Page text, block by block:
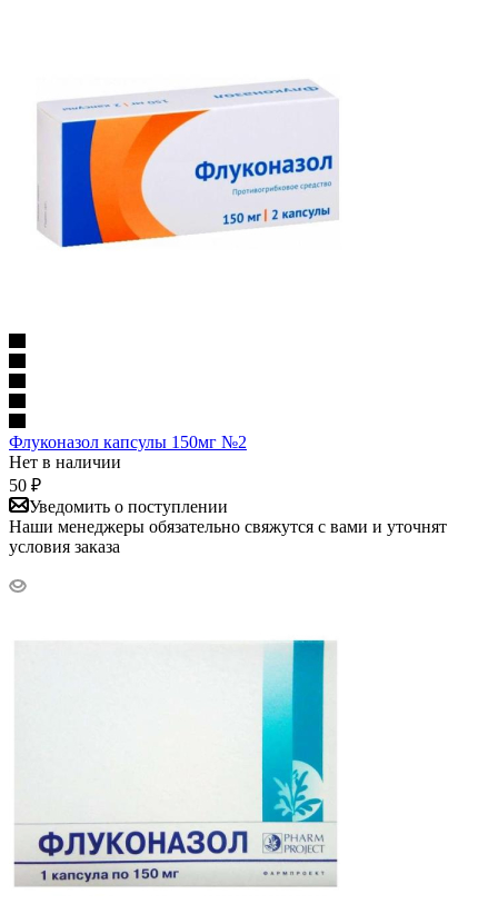
Флуконазол капсулы 150мг №2
Нет в наличии
50 ₽
Уведомить о поступлении
Наши менеджеры обязательно свяжутся с вами и уточнят
условия заказа